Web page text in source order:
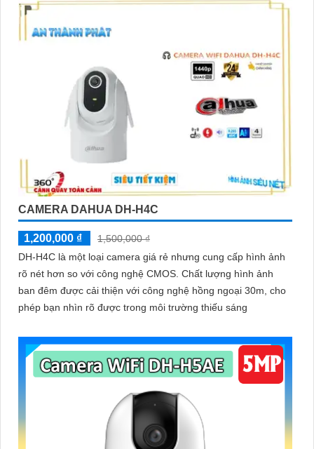
CAMERA DAHUA DH-H4C
1,200,000 ₫
1,500,000 ₫
DH-H4C là một loại camera giá rẻ nhưng cung cấp hình ảnh
rõ nét hơn so với công nghệ CMOS. Chất lượng hình ảnh
ban đêm được cải thiện với công nghệ hồng ngoại 30m, cho
phép bạn nhìn rõ được trong môi trường thiếu sáng